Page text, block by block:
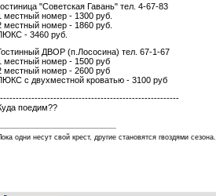
"Советская Гавань" тел. 4-67-83
местный номер - 1300 руб.
местный номер - 1860 руб.
- 3460 руб.
ДВОР (п.Лососина) тел. 67-1-67
местный номер - 1500 руб
местный номер - 2600 руб
с двухместной кроватью - 3100 руб
поедим??
одни несут свой крест, другие становятся гвоздями сезона.